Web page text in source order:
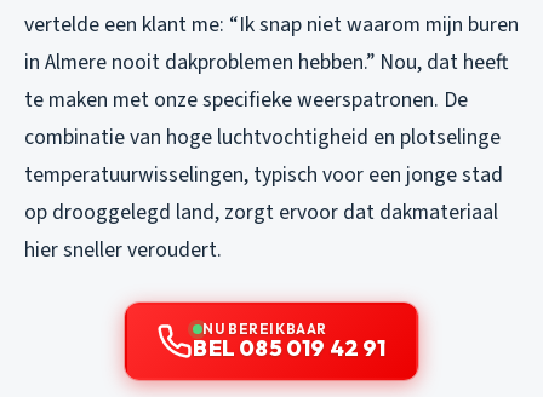
vertelde een klant me: “Ik snap niet waarom mijn buren
in Almere nooit dakproblemen hebben.” Nou, dat heeft
te maken met onze specifieke weerspatronen. De
combinatie van hoge luchtvochtigheid en plotselinge
temperatuurwisselingen, typisch voor een jonge stad
op drooggelegd land, zorgt ervoor dat dakmateriaal
hier sneller veroudert.
NU BEREIKBAAR
BEL 085 019 42 91